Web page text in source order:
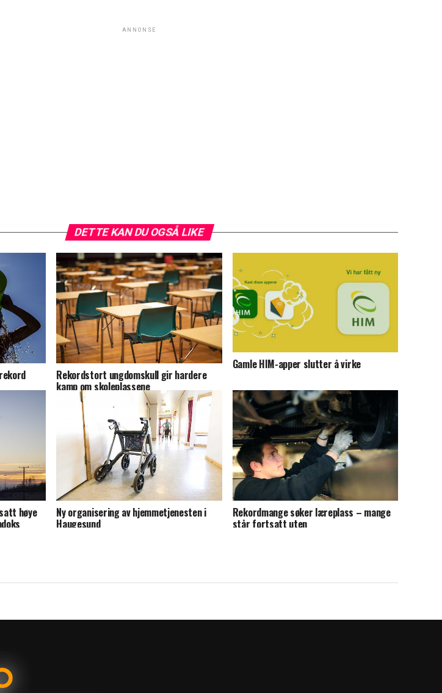
ANNONSE
DETTE KAN DU OGSÅ LIKE
Rekordstort ungdomskull gir hardere
kamp om skoleplassene
Gamle HIM-apper slutter å virke
høye Ny organisering av hjemmetjenesten i
Haugesund
Rekordmange søker læreplass – mange
står fortsatt uten